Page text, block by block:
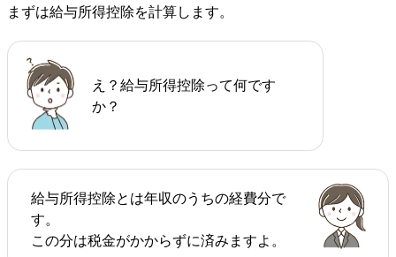
まずは給与所得控除を計算します。
え？給与所得控除って何です
か？
給与所得控除とは年収のうちの経費分で
す。
この分は税金がかからずに済みますよ。